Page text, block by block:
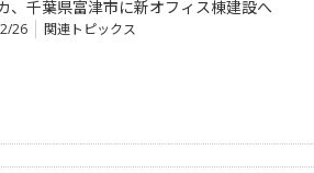
、千葉県富津市に新オフィス棟建設へ
26 関連トピックス